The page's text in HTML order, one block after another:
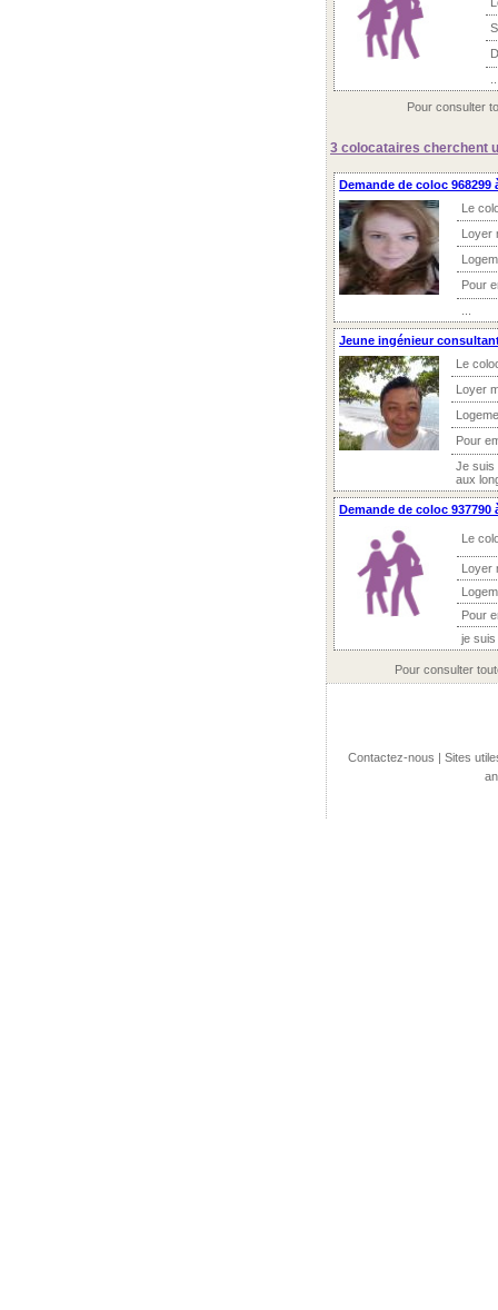
Pour consulter
3 colocataires cherchent
Demande de coloc
Le
Loyer
Pour
Jeune ingénieur
Le
Loyer
Pour
Je suis
aux
Demande de coloc
Le
Loyer
Pour
je suis
Pour consulter
Contactez-nous | Sites